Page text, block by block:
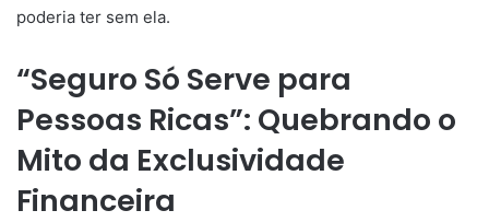
poderia ter sem ela.
“Seguro Só Serve para
Pessoas Ricas”: Quebrando o
Mito da Exclusividade
Financeira